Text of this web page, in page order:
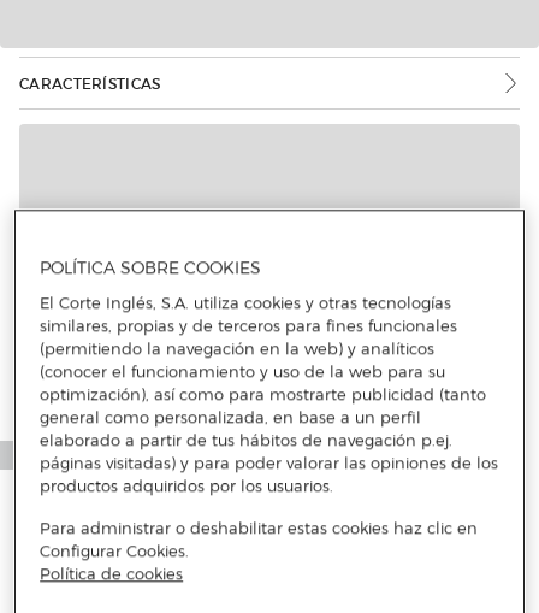
CARACTERÍSTICAS
POLÍTICA SOBRE COOKIES
El Corte Inglés, S.A. utiliza cookies y otras tecnologías
similares, propias y de terceros para fines funcionales
(permitiendo la navegación en la web) y analíticos
(conocer el funcionamiento y uso de la web para su
optimización), así como para mostrarte publicidad (tanto
general como personalizada, en base a un perfil
elaborado a partir de tus hábitos de navegación p.ej.
páginas visitadas) y para poder valorar las opiniones de los
productos adquiridos por los usuarios.
Para administrar o deshabilitar estas cookies haz clic en
Configurar Cookies.
Política de cookies